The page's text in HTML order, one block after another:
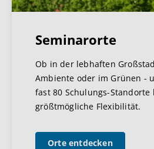
Seminarorte
Ob in der lebhaften
Ambiente oder im Grünen -
fast 80 Schulungs-Standorte
größtmögliche Flexibilität.
Orte entdecken